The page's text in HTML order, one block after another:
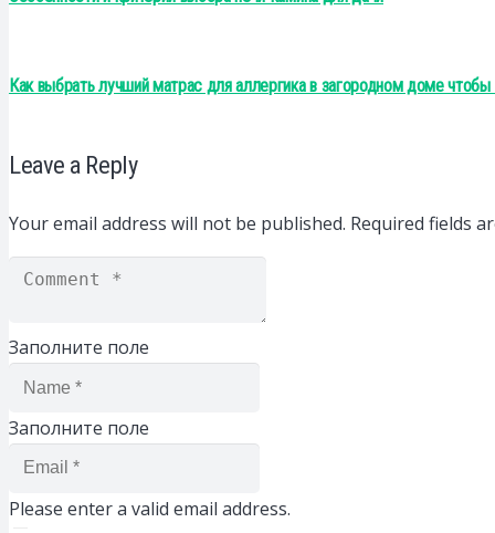
Как выбрать лучший матрас для аллергика в загородном доме
Leave a Reply
Your email address will not be published. Required fields
Заполните поле
Заполните поле
Please enter a valid email address.